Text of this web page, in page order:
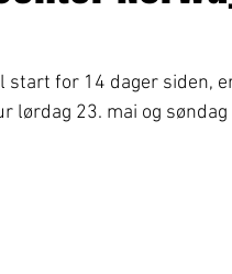
for 14 dager siden,
lørdag 23. mai og søndag